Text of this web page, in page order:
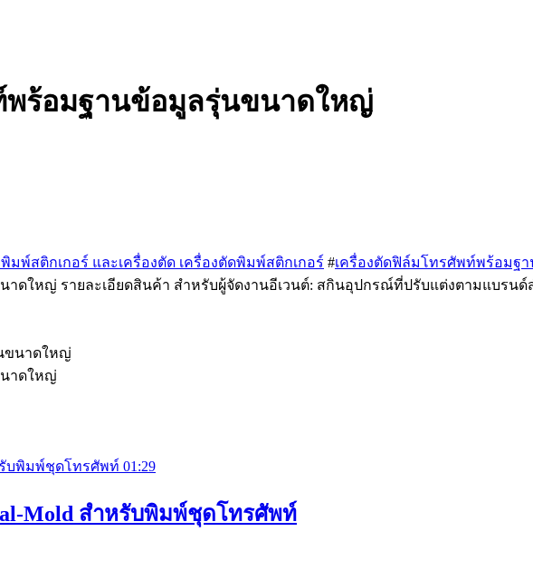
พร้อมฐานข้อมูลรุ่นขนาดใหญ่
มพ์สติกเกอร์ และเครื่องตัด เครื่องตัดพิมพ์สติกเกอร์ #เครื่องตัดฟิล์มโทรศัพท์พร้อมฐ
ดใหญ่ รายละเอียดสินค้า สำหรับผู้จัดงานอีเวนต์: สกินอุปกรณ์ที่ปรับแต่งตามแบรน
าดใหญ่
01:29
Mold สําหรับพิมพ์ชุดโทรศัพท์